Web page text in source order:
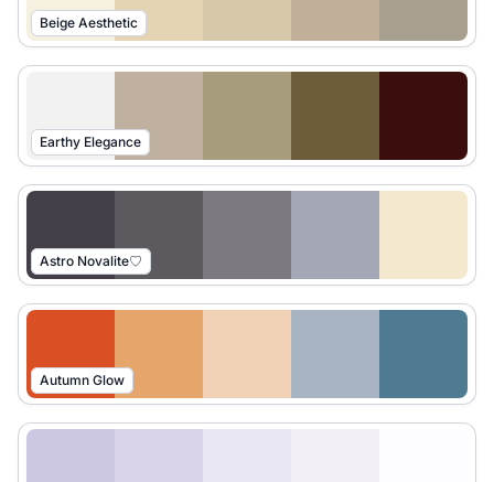
Beige Aesthetic
Earthy Elegance
Astro Novalite♡
Autumn Glow